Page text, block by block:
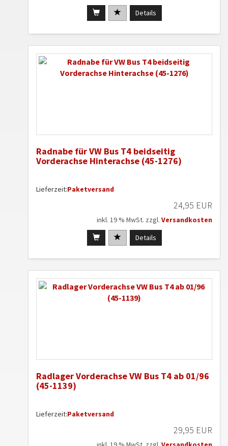
Details
Radnabe für VW Bus T4 beidseitig
Vorderachse Hinterachse (45-1276)
Lieferzeit:Paketversand
24,95 EUR
inkl. 19 % MwSt. zzgl. Versandkosten
Details
Radlager Vorderachse VW Bus T4 ab 01/96
(45-1139)
Lieferzeit:Paketversand
29,95 EUR